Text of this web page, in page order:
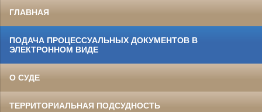
ГЛАВНАЯ
ПОДАЧА ПРОЦЕССУАЛЬНЫХ ДОКУМЕНТОВ В
ЭЛЕКТРОННОМ ВИДЕ
О СУДЕ
ТЕРРИТОРИАЛЬНАЯ ПОДСУДНОСТЬ